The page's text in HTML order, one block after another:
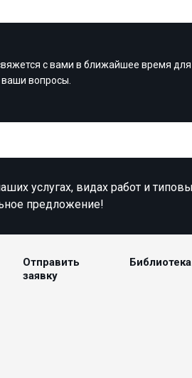
с вами в ближайшее время для
вопросы.
услугах, видах работ и
предложение!
Отправить
заявку
Библиотека